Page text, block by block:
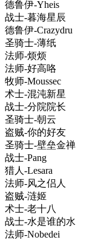
德鲁伊-Yheis
战士-暮海星辰
德鲁伊-Crazydru
圣骑士-薄纸
法师-烦烦
法师-好高咯
牧师-Moussec
术士-混沌新星
战士-分院院长
圣骑士-朝云
盗贼-你的好友
圣骑士-壁垒金禅
战士-Pang
猎人-Lesara
法师-风之侣人
盗贼-涟姬
术士-老十八
战士-水是谁的水
法师-Nobedei